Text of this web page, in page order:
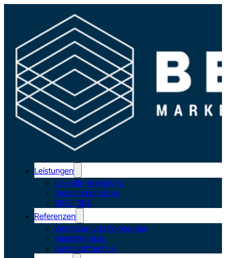
Leistungen
LinkedIn-Marketing
Website Erstellung
SEO / SEA
Referenzen
Werkzeug und Formenbau
Maschinenbau
Kunststofftechnik